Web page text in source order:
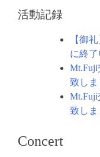
活動記録
【御
に終
Mt.Fuji
致しま
Mt.Fuji
致しま
Concert